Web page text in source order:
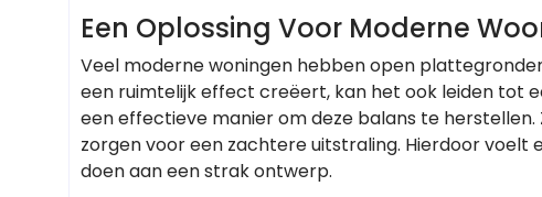
Een Oplossing Voor Moderne
Veel moderne woningen hebben open
een ruimtelijk effect creëert, kan het ook leiden tot
een effectieve manier om deze balans te
zorgen voor een zachtere uitstraling. Hierdoor
doen aan een strak ontwerp.